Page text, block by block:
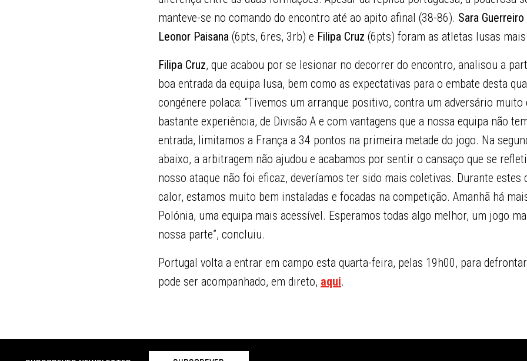
manteve-se no comando do encontro até ao apito afinal (38-86). Sara Guerreiro
Leonor Paisana (6pts, 6res, 3rb) e Filipa Cruz (6pts) foram as atletas lusas
Filipa Cruz, que acabou por se lesionar no decorrer do encontro, analisou a
boa entrada da equipa lusa, bem como as expectativas para o embate desta
congénere polaca: “Tivemos um arranque positivo, contra um adversário
bastante experiência, de Divisão A e com vantagens que a nossa equipa não
entrada, limitamos a França a 34 pontos na primeira metade do jogo. Na
abaixo, a arbitragem não ajudou e acabamos por sentir o cansaço que se
nosso ataque não foi eficaz, deveríamos ter sido mais coletivas. Durante estes
calor, estamos muito bem instaladas e focadas na competição. Amanhã há
Polónia, uma equipa mais acessível. Esperamos todas algo melhor, um jogo
nossa parte”, concluiu.
Portugal volta a entrar em campo esta quarta-feira, pelas 19h00, para
pode ser acompanhado, em direto, aqui.